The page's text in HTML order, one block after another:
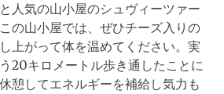
人気の山小屋のシュヴィーツァー
の山小屋では、ぜひチーズ入りの
上がって体を温めてください。実
20キロメートル歩き通したことに
憩してエネルギーを補給し気力も